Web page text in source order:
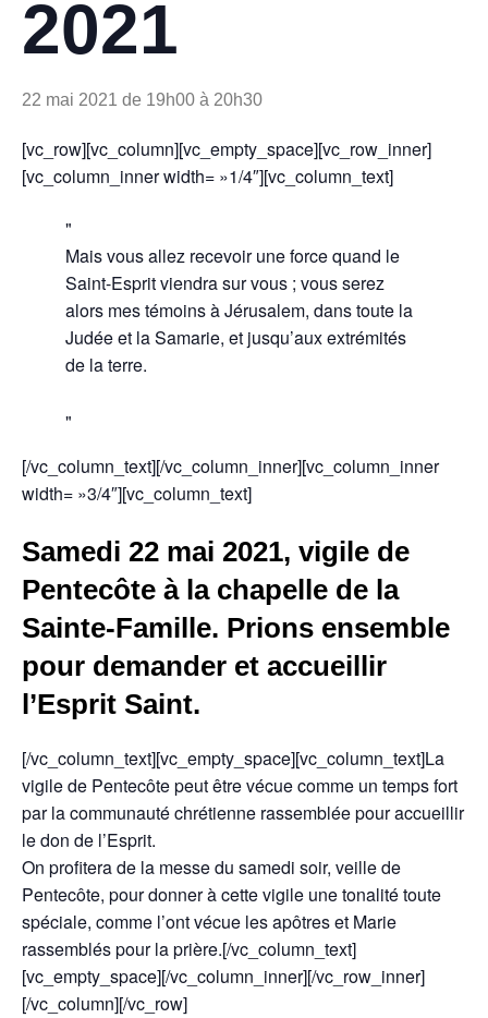
2021
22 mai 2021 de 19h00 à 20h30
[vc_row][vc_column][vc_empty_space][vc_row_inner]
[vc_column_inner width= »1/4″][vc_column_text]
Mais vous allez recevoir une force quand le
Saint-Esprit viendra sur vous ; vous serez
alors mes témoins à Jérusalem, dans toute la
Judée et la Samarie, et jusqu’aux extrémités
de la terre.
[/vc_column_text][/vc_column_inner][vc_column_inner
width= »3/4″][vc_column_text]
Samedi 22 mai 2021, vigile de
Pentecôte à la chapelle de la
Sainte-Famille. Prions ensemble
pour demander et accueillir
l’Esprit Saint.
[/vc_column_text][vc_empty_space][vc_column_text]La
vigile de Pentecôte peut être vécue comme un temps fort
par la communauté chrétienne rassemblée pour accueillir
le don de l’Esprit.
On profitera de la messe du samedi soir, veille de
Pentecôte, pour donner à cette vigile une tonalité toute
spéciale, comme l’ont vécue les apôtres et Marie
rassemblés pour la prière.[/vc_column_text]
[vc_empty_space][/vc_column_inner][/vc_row_inner]
[/vc_column][/vc_row]